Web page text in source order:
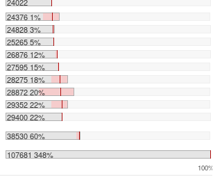
24376 1%
24828 3%
25265 5%
26876 12%
27595 15%
28275 18%
28872 20%
29352 22%
29400 22%
38530 60%
107681 348%
100%